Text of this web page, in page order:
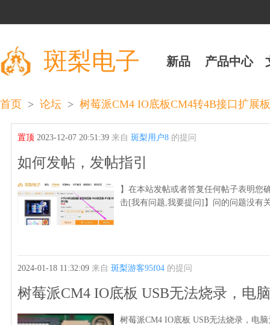
斑梨电子 新品 产品中心
首页 > 论坛 > 树莓派CM4 IO底板CM4转4B接口扩展
置顶2023-12-07 20:51:39 来自斑梨用户8 的提问
如何发帖，发帖指引
】在本站发帖或者答复任何帖子表明您
击[我有问题,我要提问]】问的问题没有
2024-01-18 11:32:09 来自斑梨游客95f04 的提问
树莓派CM4 IO底板 USB无法烧录，电
树莓派CM4 IO底板 USB无法烧录，电